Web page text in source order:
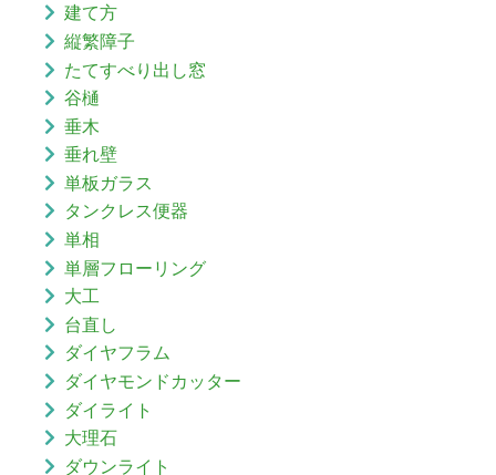
建て方
縦繁障子
たてすべり出し窓
谷樋
垂木
垂れ壁
単板ガラス
タンクレス便器
単相
単層フローリング
大工
台直し
ダイヤフラム
ダイヤモンドカッター
ダイライト
大理石
ダウンライト